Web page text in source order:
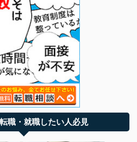
職・就職したい人必見